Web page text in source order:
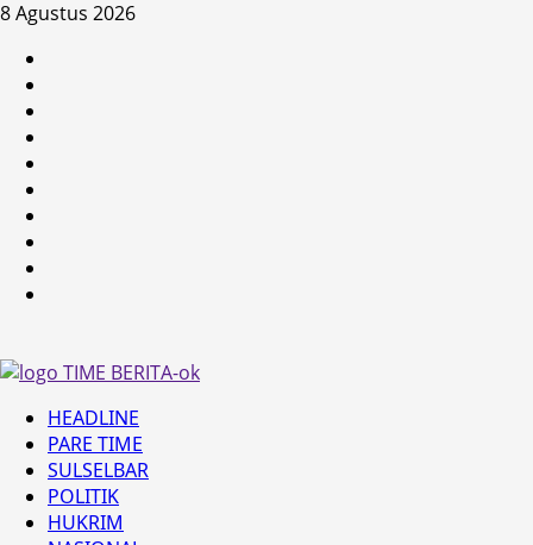
Skip
content
8 Agustus 2026
Primary
Menu
HEADLINE
PARE TIME
SULSELBAR
POLITIK
HUKRIM